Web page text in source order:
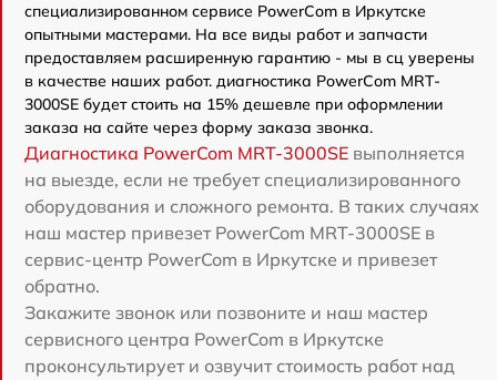
специализированном сервисе PowerCom в Иркутске
опытными мастерами. На все виды работ и запчасти
предоставляем расширенную гарантию - мы в сц уверены
в качестве наших работ. диагностика PowerCom MRT-
3000SE будет стоить на 15% дешевле при оформлении
заказа на сайте через форму заказа звонка.
Диагностика PowerCom MRT-3000SE выполняется
на выезде, если не требует специализированного
оборудования и сложного ремонта. В таких случаях
наш мастер привезет PowerCom MRT-3000SE в
сервис-центр PowerCom в Иркутске и привезет
обратно.
Закажите звонок или позвоните и наш мастер
сервисного центра PowerCom в Иркутске
проконсультирует и озвучит стоимость работ над